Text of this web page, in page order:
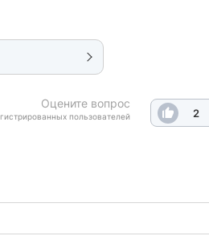
Оцените вопрос
пользователей 2